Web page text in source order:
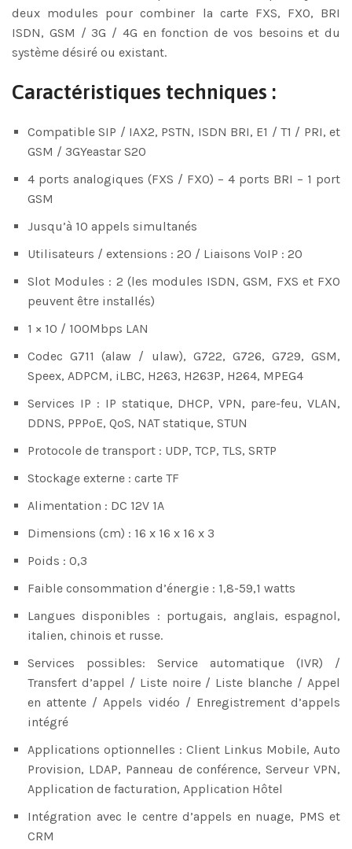
deux modules pour combiner la carte FXS, FXO, BRI
ISDN, GSM / 3G / 4G en fonction de vos besoins et du
système désiré ou existant.
Caractéristiques techniques :
Compatible SIP / IAX2, PSTN, ISDN BRI, E1 / T1 / PRI, et
GSM / 3GYeastar S20
4 ports analogiques (FXS / FXO) – 4 ports BRI – 1 port
GSM
Jusqu’à 10 appels simultanés
Utilisateurs / extensions : 20 / Liaisons VoIP : 20
Slot Modules : 2 (les modules ISDN, GSM, FXS et FXO
peuvent être installés)
1 × 10 / 100Mbps LAN
Codec G711 (alaw / ulaw), G722, G726, G729, GSM,
Speex, ADPCM, iLBC, H263, H263P, H264, MPEG4
Services IP : IP statique, DHCP, VPN, pare-feu, VLAN,
DDNS, PPPoE, QoS, NAT statique, STUN
Protocole de transport : UDP, TCP, TLS, SRTP
Stockage externe : carte TF
Alimentation : DC 12V 1A
Dimensions (cm) : 16 x 16 x 16 x 3
Poids : 0,3
Faible consommation d’énergie : 1,8-59,1 watts
Langues disponibles : portugais, anglais, espagnol,
italien, chinois et russe.
Services possibles: Service automatique (IVR) /
Transfert d’appel / Liste noire / Liste blanche / Appel
en attente / Appels vidéo / Enregistrement d’appels
intégré
Applications optionnelles : Client Linkus Mobile, Auto
Provision, LDAP, Panneau de conférence, Serveur VPN,
Application de facturation, Application Hôtel
Intégration avec le centre d’appels en nuage, PMS et
CRM